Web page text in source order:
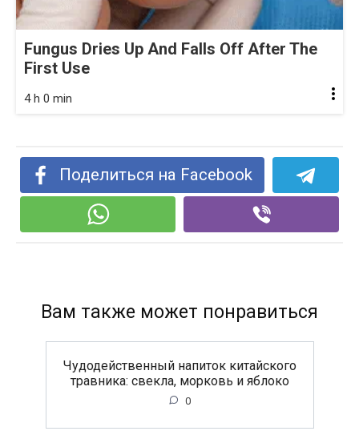
Fungus Dries Up And Falls Off After The
First Use
4 h 0 min
Поделиться на Facebook
Вам также может понравиться
Чудодейственный напиток китайского
травника: свекла, морковь и яблоко
0